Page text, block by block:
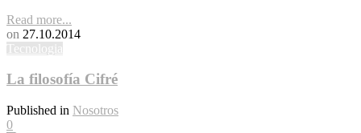
Read more...
on 27.10.2014
Tecnologia
La filosofía Cifré
Published in Nosotros
0